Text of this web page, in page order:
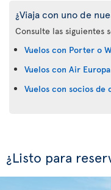
¿Viaja con uno de
Consulte las siguientes
Vuelos con Porter o
Vuelos con Air Europa
Vuelos con socios de
¿Listo para